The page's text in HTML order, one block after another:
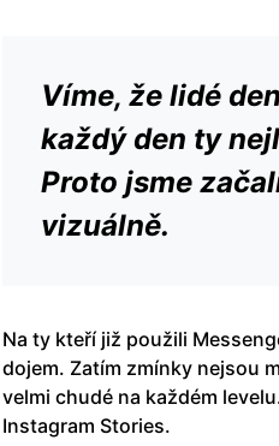
Víme, že lidé
každý den ty
Proto jsme
vizuálně.
Na ty kteří již použili
dojem. Zatím zmínky nejsou
velmi chudé na každém
Instagram Stories.